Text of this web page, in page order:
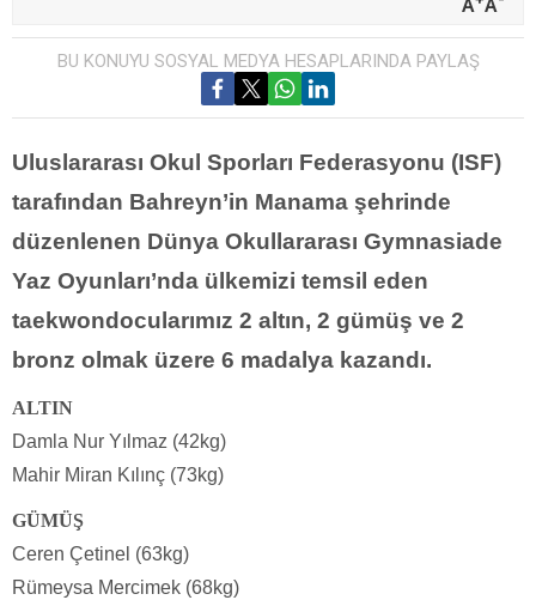
A A
BU KONUYU SOSYAL MEDYA HESAPLARINDA PAYLAŞ
Uluslararası Okul Sporları Federasyonu (ISF)
tarafından Bahreyn’in Manama şehrinde
düzenlenen Dünya Okullararası Gymnasiade
Yaz Oyunları’nda ülkemizi temsil eden
taekwondocularımız 2 altın, 2 gümüş ve 2
bronz olmak üzere 6 madalya kazandı.
ALTIN
Damla Nur Yılmaz (42kg)
Mahir Miran Kılınç (73kg)
GÜMÜŞ
Ceren Çetinel (63kg)
Rümeysa Mercimek (68kg)